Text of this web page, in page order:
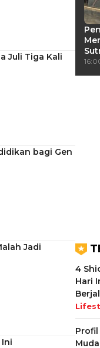
Juli Tiga Kali
bagi Gen
Jadi
4
Hari
Profil